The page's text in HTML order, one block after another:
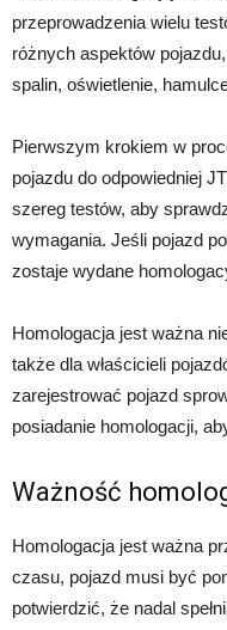
przeprowadzenia wielu
różnych aspektów
spalin, oświetlenie,
Pierwszym krokiem w
pojazdu do odpowiedniej
szereg testów, aby
wymagania. Jeśli pojazd
zostaje wydane
Homologacja jest ważna
także dla właścicieli
zarejestrować pojazd
posiadanie homologacji,
Ważność
Homologacja jest ważna
czasu, pojazd musi być
potwierdzić, że nadal